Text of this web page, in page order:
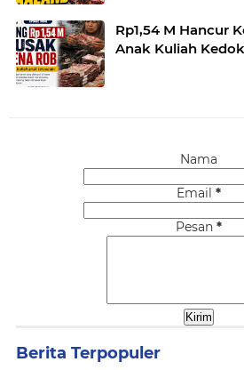
Rp1,54 M Hancur
Anak Kuliah
Nama
Email *
Pesan *
Berita Terpopuler